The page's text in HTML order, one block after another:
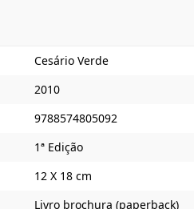
Cesário Verde
2010
9788574805092
1ª Edição
12 X 18 cm
Livro brochura (paperback)